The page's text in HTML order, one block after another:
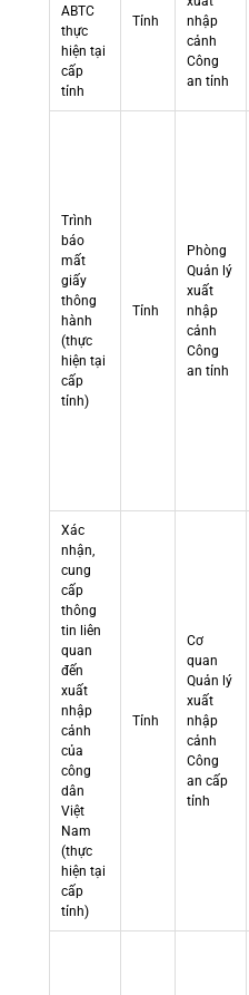
ABTC
thực
hiện tại
cấp
tỉnh
Tỉnh
nhập
cảnh
Công
an tỉnh
Trình
báo
mất
giấy
thông
hành
(thực
hiện tại
cấp
tỉnh)
Tỉnh
Phòng
Quản lý
xuất
nhập
cảnh
Công
an tỉnh
Xác
nhận,
cung
cấp
thông
tin liên
quan
đến
xuất
nhập
cảnh
của
công
dân
Việt
Nam
(thực
hiện tại
cấp
tỉnh)
Tỉnh
Cơ
quan
Quản lý
xuất
nhập
cảnh
Công
an cấp
tỉnh